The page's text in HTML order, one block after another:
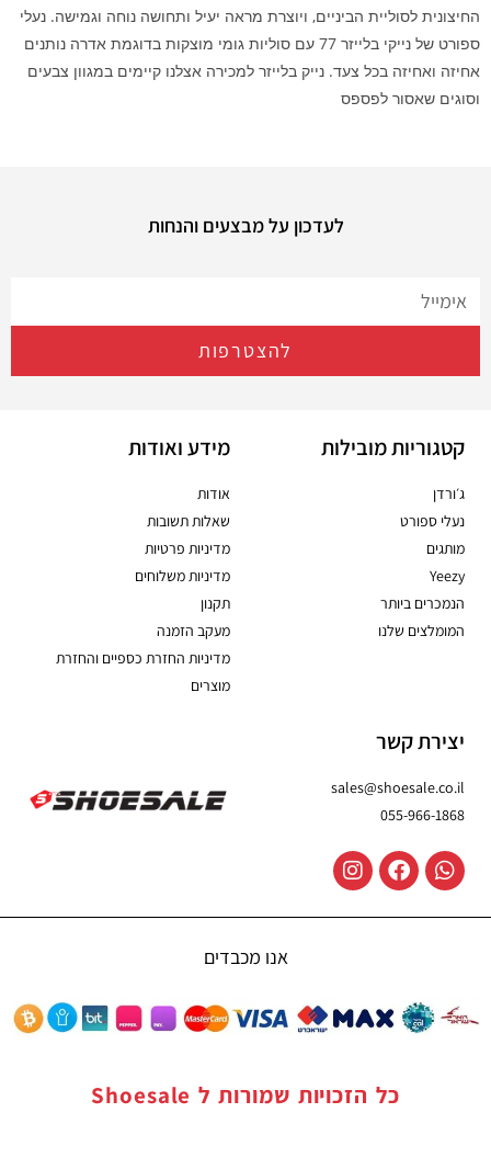
החיצונית לסוליית הביניים, ויוצרת מראה יעיל ותחושה נוחה וגמישה. נעלי
ספורט של נייקי בלייזר 77 עם סוליות גומי מוצקות בדוגמת אדרה נותנים
אחיזה ואחיזה בכל צעד. נייק בלייזר למכירה אצלנו קיימים במגוון צבעים
וסוגים שאסור לפספס
לעדכון על מבצעים והנחות
להצטרפות
קטגוריות מובילות
ג׳ורדן
נעלי ספורט
מותגים
Yeezy
הנמכרים ביותר
המומלצים שלנו
מידע ואודות
אודות
שאלות תשובות
מדיניות פרטיות
מדיניות משלוחים
תקנון
מעקב הזמנה
מדיניות החזרת כספיים והחזרת
מוצרים
יצירת קשר
sales@shoesale.co.il
055-966-1868
אנו מכבדים
כל הזכויות שמורות ל Shoesale